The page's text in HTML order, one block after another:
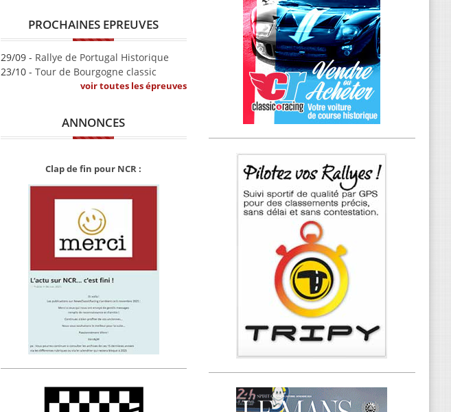
PROCHAINES EPREUVES
29/09 - Rallye de Portugal Historique
23/10 - Tour de Bourgogne classic
voir toutes les épreuves
ANNONCES
Clap de fin pour NCR :